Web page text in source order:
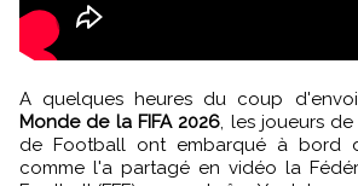
A quelques heures du coup
Monde de la FIFA 2026, les joueurs
de Football ont embarqué à bord
comme l'a partagé en vidéo la